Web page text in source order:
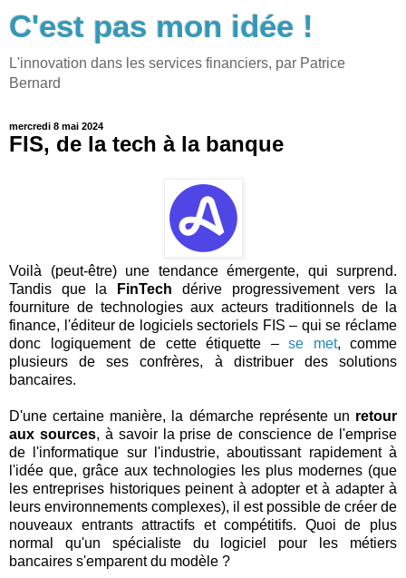
C'est pas mon idée !
L'innovation dans les services financiers, par Patrice
Bernard
mercredi 8 mai 2024
FIS, de la tech à la banque
Voilà (peut-être) une tendance émergente, qui surprend.
Tandis que la
FinTech dérive progressivement vers la
fourniture de technologies aux acteurs traditionnels de la
finance, l'éditeur de logiciels sectoriels FIS – qui se réclame
donc logiquement de cette étiquette – se met, comme
plusieurs de ses confrères, à distribuer des solutions
bancaires.
D'une certaine manière, la démarche représente un retour
aux sources, à savoir la prise de conscience de l'emprise
de l'informatique sur l'industrie, aboutissant rapidement à
l'idée que, grâce aux technologies les plus modernes (que
les entreprises historiques peinent à adopter et à adapter à
leurs environnements complexes), il est possible de créer de
nouveaux entrants attractifs et compétitifs. Quoi de plus
normal qu'un spécialiste du logiciel pour les métiers
bancaires s'emparent du modèle ?